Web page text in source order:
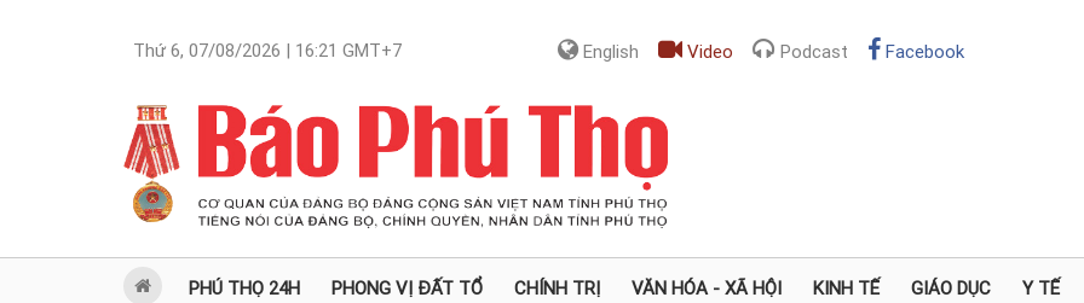
Thứ 6, 07/08/2026 | 16:21 GMT+7 English Video Podcast Facebook
PHÚ THỌ 24H PHONG VỊ ĐẤT TỔ CHÍNH TRỊ VĂN HÓA - XÃ HỘI KINH TẾ GIÁO DỤC Y TẾ